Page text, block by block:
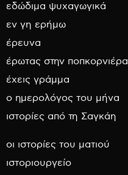
εδώδιμα ψυχαγωγικά
εν γη ερήμω
έρευνα
έρωτας στην ποπκορνιέρα
έχεις γράμμα
ο ημερολόγος του μήνα
ιστορίες από τη Σαγκάη
οι ιστορίες του ματιού
ιστοριουργείο